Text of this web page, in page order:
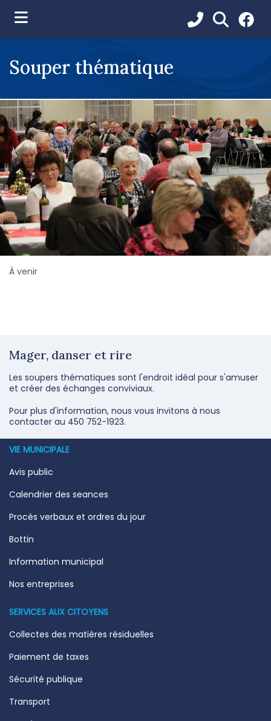
(Services aux citoyens )
(Loisirs et communications )
(Environnement )
(Développement et urbanisme )
Souper thématique
À venir
Mager, danser et rire
Les soupers thématiques sont l'endroit idéal pour s'amuser
et créer des échanges conviviaux.
Pour plus d'information, nous vous invitons à nous
contacter au 450 752-1923.
VIE MUNICIPALE
Avis public
Calendrier des seances
Procès verbaux et ordres du jour
Bottin
Information municipal
Nos entreprises
SERVICES AUX CITOYENS
Collectes des matières résiduelles
Paiement de taxes
Sécurité publique
Transport